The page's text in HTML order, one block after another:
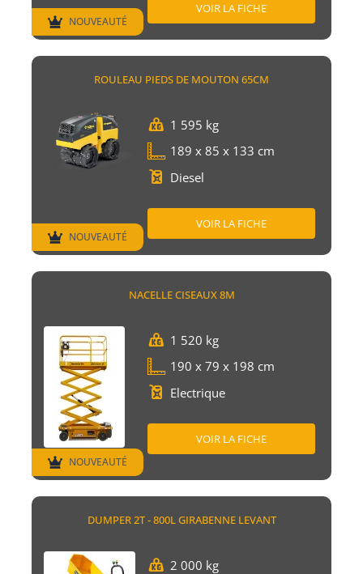
VOIR LA FICHE
NOUVEAUTÉ
ROULEAU PIEDS DE MOUTON 65CM
1 595 kg
189 x 85 x 133 cm
Diesel
VOIR LA FICHE
NOUVEAUTÉ
NACELLE CISEAUX 8M
1 520 kg
190 x 79 x 198 cm
Electrique
VOIR LA FICHE
NOUVEAUTÉ
DUMPER 2T - 800L GIRABENNE LEVANT
2 000 kg